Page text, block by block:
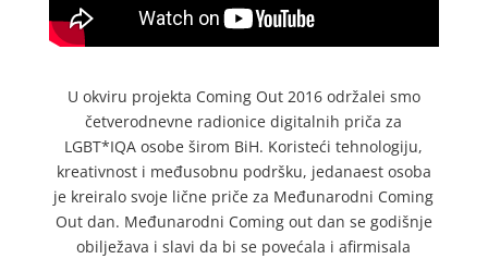
U okviru projekta Coming Out 2016 održalei smo
četverodnevne radionice digitalnih priča za
LGBT*IQA osobe širom BiH. Koristeći tehnologiju,
kreativnost i međusobnu podršku, jedanaest osoba
je kreiralo svoje lične priče za Međunarodni Coming
Out dan. Međunarodni Coming out dan se godišnje
obilježava i slavi da bi se povećala i afirmisala